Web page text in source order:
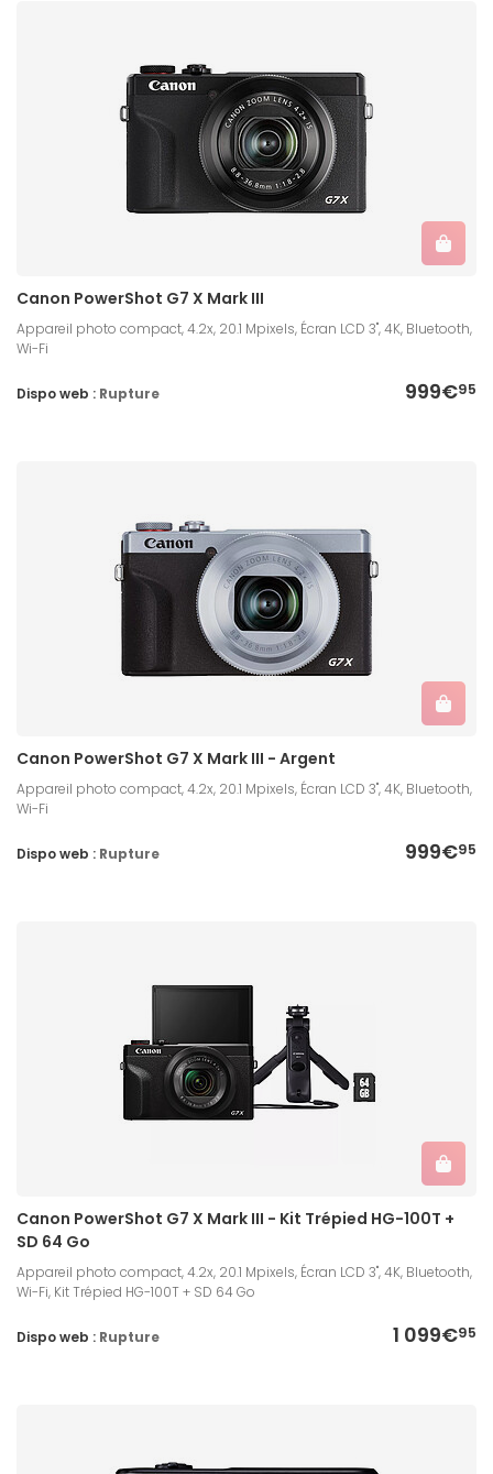
Canon PowerShot G7 X Mark III
Appareil photo compact, 4.2x, 20.1 Mpixels, Écran LCD 3'', 4K, Bluetooth,
Wi-Fi
999€95
Dispo web : Rupture
Canon PowerShot G7 X Mark III - Argent
Appareil photo compact, 4.2x, 20.1 Mpixels, Écran LCD 3'', 4K, Bluetooth,
Wi-Fi
999€95
Dispo web : Rupture
Canon PowerShot G7 X Mark III - Kit Trépied HG-100T +
SD 64 Go
Appareil photo compact, 4.2x, 20.1 Mpixels, Écran LCD 3'', 4K, Bluetooth,
Wi-Fi, Kit Trépied HG-100T + SD 64 Go
1 099€95
Dispo web : Rupture